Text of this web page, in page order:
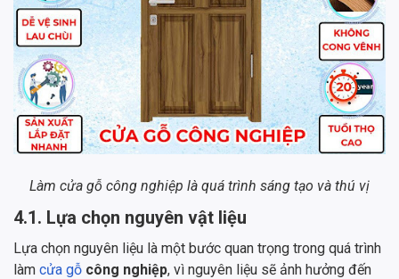
Làm cửa gỗ công nghiệp là quá trình sáng tạo và thú vị
4.1. Lựa chọn nguyên vật liệu
Lựa chọn nguyên liệu là một bước quan trọng trong quá trình
làm cửa gỗ công nghiệp, vì nguyên liệu sẽ ảnh hưởng đến